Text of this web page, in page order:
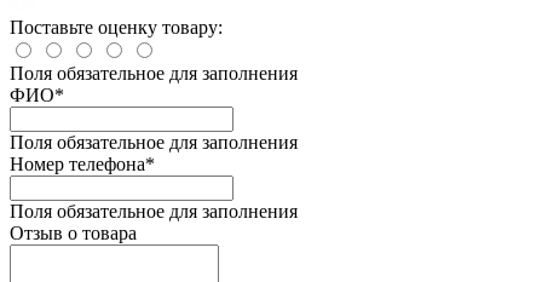
Поставьте оценку товару:
Поля обязательное для заполнения
ФИО*
Поля обязательное для заполнения
Номер телефона*
Поля обязательное для заполнения
Отзыв о товара